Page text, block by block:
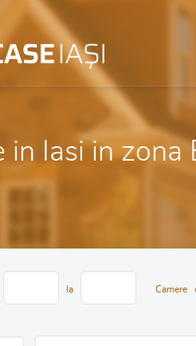
in Iasi in zona
la Camere